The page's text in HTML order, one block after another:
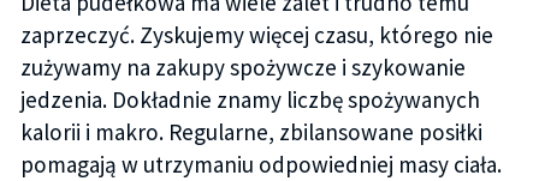
zaprzeczyć. Zyskujemy więcej czasu, którego nie
zużywamy na zakupy spożywcze i szykowanie
jedzenia. Dokładnie znamy liczbę spożywanych
kalorii i makro. Regularne, zbilansowane posiłki
pomagają w utrzymaniu odpowiedniej masy ciała.